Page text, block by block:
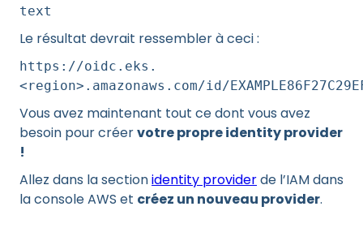
text
Le résultat devrait ressembler à ceci :
https://oidc.eks.
<region>.amazonaws.com/id/
Vous avez maintenant tout ce dont vous avez
besoin pour créervotre propre identity provider
!
Allez dans la sectionidentity providerde l’IAM dans
la console AWS et créez un nouveau provider.